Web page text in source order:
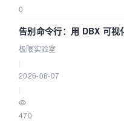
0
告别命令行：用 DBX 可
极限实验室
2026-08-07
470